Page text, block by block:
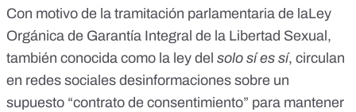
Con motivo de la tramitación parlamentaria de laLey
Orgánica de Garantía Integral de la Libertad Sexual,
también conocida como la ley del solo sí es sí, circulan
en redes sociales desinformaciones sobre un
supuesto “contrato de consentimiento” para mantener